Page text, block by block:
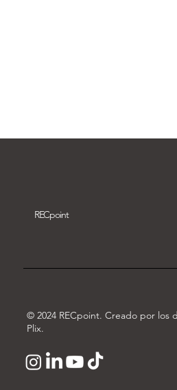
RECpoint
© 2024 RECpoint. Creado por los
Plix.